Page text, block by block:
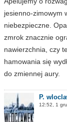
jesienno-zimowym
niebezpieczne.
zmrok znacznie
nawierzchnia, czy
hamowania się
do zmiennej aury.
P.
12:52, 1